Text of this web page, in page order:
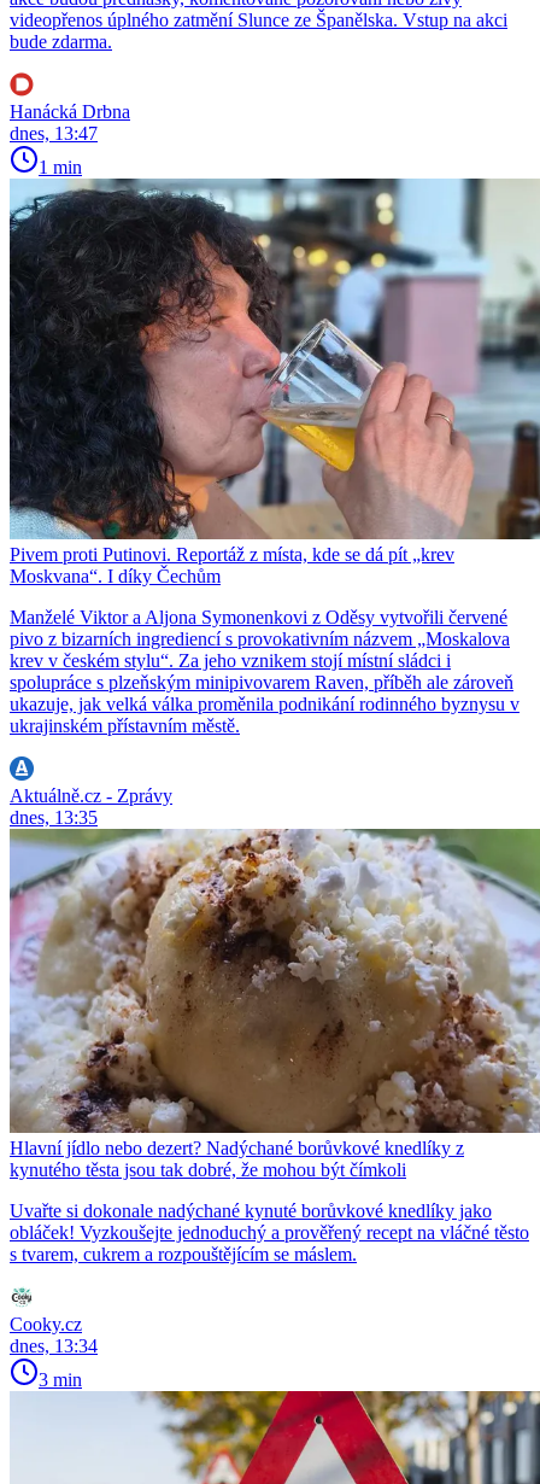
videopřenos úplného zatmění Slunce ze Španělska. Vstup na akci
bude zdarma.
Hanácká Drbna
dnes, 13:47
1 min
Pivem proti Putinovi. Reportáž z místa, kde se dá pít „krev
Moskvana“. I díky Čechům
Manželé Viktor a Aljona Symonenkovi z Oděsy vytvořili červené
pivo z bizarních ingrediencí s provokativním názvem „Moskalova
krev v českém stylu“. Za jeho vznikem stojí místní sládci i
spolupráce s plzeňským minipivovarem Raven, příběh ale zároveň
ukazuje, jak velká válka proměnila podnikání rodinného byznysu v
ukrajinském přístavním městě.
Aktuálně.cz - Zprávy
dnes, 13:35
Hlavní jídlo nebo dezert? Nadýchané borůvkové knedlíky z
kynutého těsta jsou tak dobré, že mohou být čímkoli
Uvařte si dokonale nadýchané kynuté borůvkové knedlíky jako
obláček! Vyzkoušejte jednoduchý a prověřený recept na vláčné těsto
s tvarem, cukrem a rozpouštějícím se máslem.
Cooky.cz
dnes, 13:34
3 min